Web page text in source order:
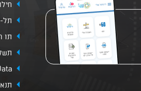
תל-
תו